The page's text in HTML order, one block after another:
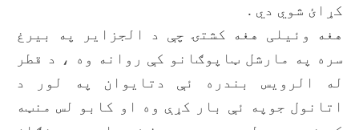
کړائ شوي دي .
هغه وئيلی هغه کشتۍ چې د الجزایر په بیرغ
سره په مارشل ټاپوګانو کې روانه وه ، د قطر
له الرویس بندره ئې دتایوان په لور د
اتانول جوپه ئې بار کړې وه او کابو لس منټه